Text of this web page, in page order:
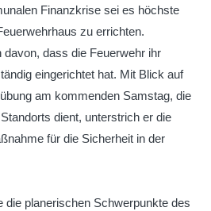
Finanzkrise sei es höchste
zu errichten.
dass die Feuerwehr ihr
eingerichtet hat. Mit Blick auf
am kommenden Samstag, die
dient, unterstrich er die
für die Sicherheit in der
die planerischen Schwerpunkte des